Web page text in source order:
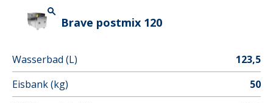
Brave postmix 120
Wasserbad (L)
123,5
Eisbank (kg)
50